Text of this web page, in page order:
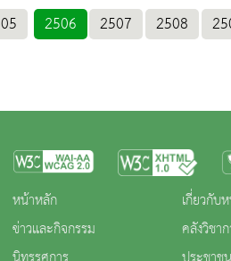
2506 2507 2508
หน้าหลัก
ข่าวและกิจกรรม
เกี่ยวกับ
คลังวิชา